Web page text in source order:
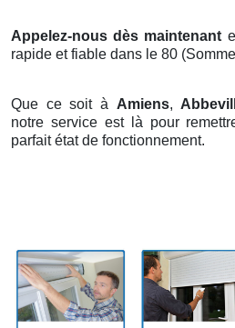
Appelez-nous dès maintenant
rapide et fiable dans le 80
Que ce soit à Amiens,
notre service est là pour
parfait état de fonctionnement.